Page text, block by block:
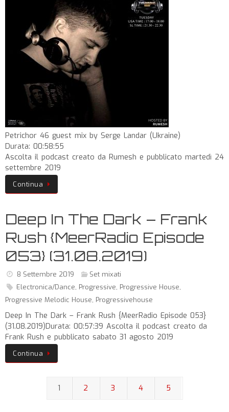
Petrichor 46 guest mix by Serge Landar (Ukraine)
Durata: 00:58:55
Ascolta il podcast creato da Rumesh e pubblicato martedì 24
settembre 2019
Continua
Deep In The Dark – Frank
Rush {MeerRadio Episode
053} (31.08.2019)
8 Settembre 2019
Set mixati
Electronica/Dance, Progressive, Progressive House,
Progressive Melodic House, Progressivehouse
Deep In The Dark – Frank Rush {MeerRadio Episode 053}
(31.08.2019)Durata: 00:57:39 Ascolta il podcast creato da
Frank Rush e pubblicato sabato 31 agosto 2019
Continua
1 2 3 4 5